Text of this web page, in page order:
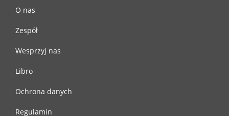
O nas
Zespół
Wesprzyj nas
Libro
Ochrona danych
Regulamin